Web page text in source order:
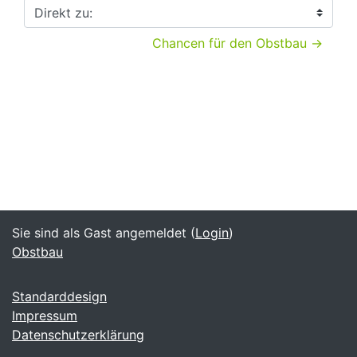
Direkt zu:
Chancen für den Obstbau →
Sie sind als Gast angemeldet (Login)
Obstbau
Standarddesign
Impressum
Datenschutzerklärung